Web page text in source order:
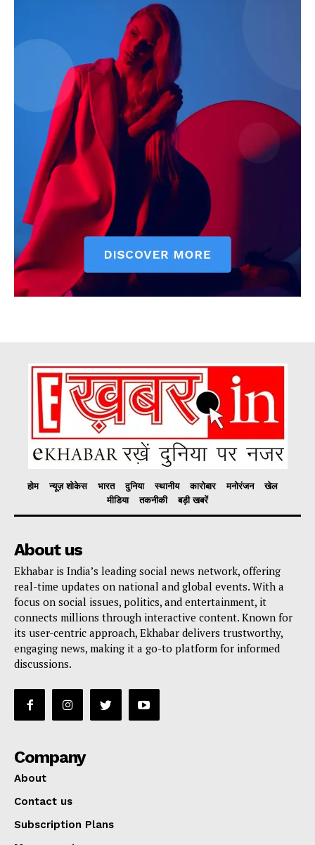
Contact us
Subscription Plans
My account
होम न्यूज़ शोकेस भारत दुनिया स्थानीय कारोबार मनोरंजन
खेल
मीडिया
तकनीकी बड़ी खबरें
About us
Ekhabar is India’s leading social news network, offering
real-time updates on national and global events. With a
focus on social issues, politics, and entertainment, it
connects millions through interactive content. Known for
its user-centric approach, Ekhabar delivers trustworthy,
engaging news, making it a go-to platform for informed
discussions.
Company
About
Contact us
Subscription Plans